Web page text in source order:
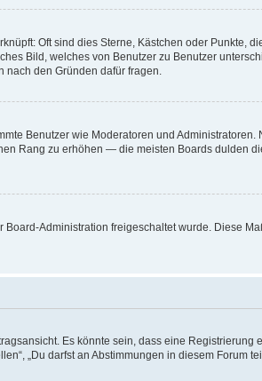
Oft sind dies Sterne, Kästchen oder Punkte,
Bild, welches von Benutzer zu Benutzer
den Gründen dafür fragen.
Benutzer wie Moderatoren und
Rang zu erhöhen — die meisten Boards dulden
Administration freigeschaltet wurde. Diese
Es könnte sein, dass eine Registrierung
„Du darfst an Abstimmungen in diesem Forum